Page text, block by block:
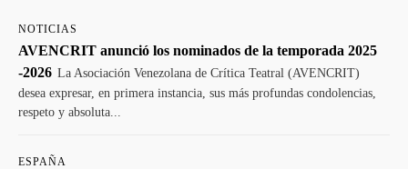
NOTICIAS
AVENCRIT anunció los nominados de la temporada 2025
-2026 La Asociación Venezolana de Crítica Teatral (AVENCRIT)
desea expresar, en primera instancia, sus más profundas condolencias,
respeto y absoluta...
ESPAÑA